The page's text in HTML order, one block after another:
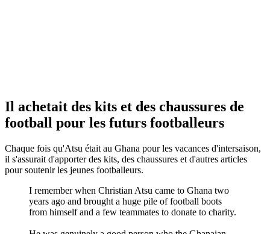
Il achetait des kits et des chaussures de
football pour les futurs footballeurs
Chaque fois qu'Atsu était au Ghana pour les vacances d'intersaison,
il s'assurait d'apporter des kits, des chaussures et d'autres articles
pour soutenir les jeunes footballeurs.
I remember when Christian Atsu came to Ghana two
years ago and brought a huge pile of football boots
from himself and a few teammates to donate to charity.